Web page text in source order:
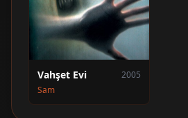
Vahşet Evi
2005
Sam